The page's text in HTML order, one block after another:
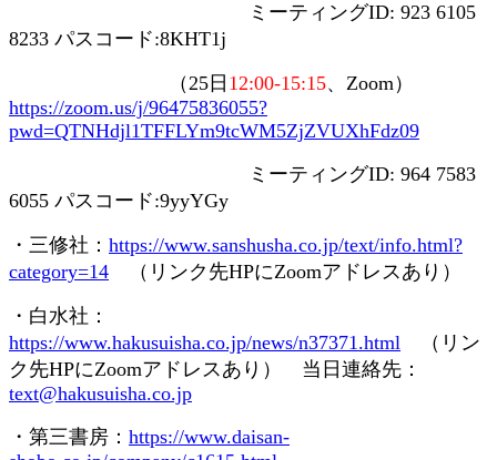
ミーティングID: 923 6105
8233 パスコード:8KHT1j
（25 日 12:00-15:15、 Zoom）
https://zoom.us/j/96475836055?
pwd=QTNHdjl1TFFLYm9tcWM5ZjZVUXhFdz09
ミーティングID: 964 7583
6055 パスコード:9yyYGy
・三修社： https://www.sanshusha.co.jp/text/info.html?
category=14 （リンク先HPにZoomアドレスあり）
・白水社：
https://www.hakusuisha.co.jp/news/n37371.html （リン
ク先HPにZoomアドレスあり） 当日連絡先：
text@hakusuisha.co.jp
・第三書房： https://www.daisan-